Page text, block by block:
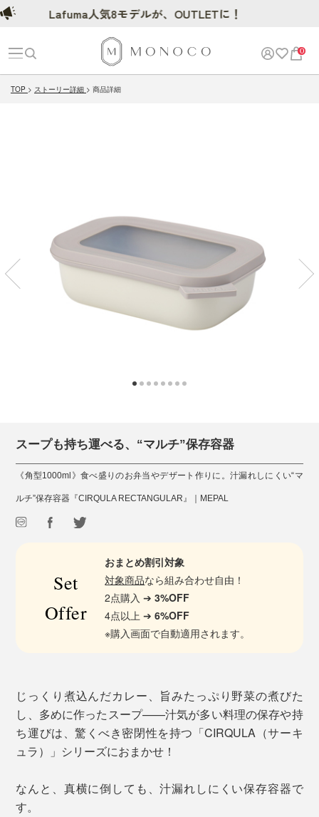
0
TOP ストーリー詳細 商品詳細
スープも持ち運べる、“マルチ”保存容器
《角型1000ml》食べ盛りのお弁当やデザート作りに。汁漏れしにくい“マ
ルチ”保存容器『CIRQULA RECTANGULAR』｜MEPAL
Set
Offer
おまとめ割引対象
対象商品なら組み合わせ自由！
2点購入 ➔3%OFF
4点以上 ➔6%OFF
※購入画面で自動適用されます。
じっくり煮込んだカレー、旨みたっぷり野菜の煮びた
し、多めに作ったスープ——汁気が多い料理の保存や持
ち運びは、驚くべき密閉性を持つ「CIRQULA（サーキ
ュラ）」シリーズにおまかせ！
なんと、真横に倒しても、汁漏れしにくい保存容器で
す。
Lafuma人気8モデルが、OUTLETに！